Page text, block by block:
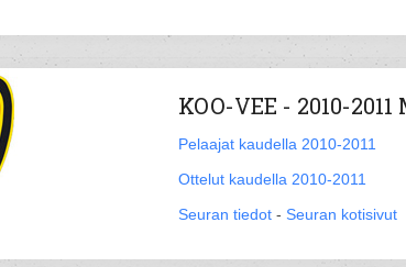
KOO-VEE - 2010-
Pelaajat kaudella 2010-2011
Ottelut kaudella 2010-2011
Seuran tiedot - Seuran kotisivut